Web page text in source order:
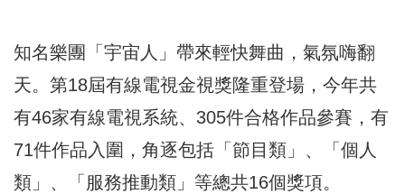
知名樂團「宇宙人」帶來輕快舞曲，氣氛嗨翻
天。第18屆有線電視金視獎隆重登場，今年共
有46家有線電視系統、305件合格作品參賽，有
71件作品入圍，角逐包括「節目類」、「個人
類」、「服務推動類」等總共16個獎項。